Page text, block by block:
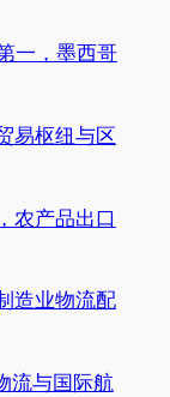
一，墨西哥
易枢纽与区
农产品出口
造业物流配
流与国际航